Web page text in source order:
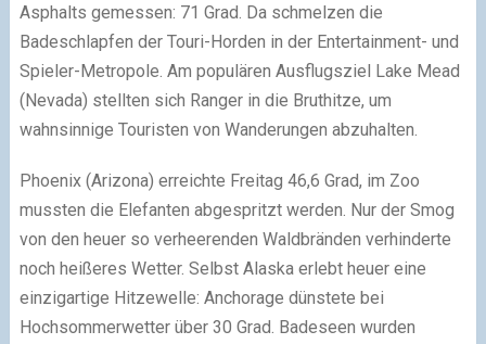
Asphalts gemessen: 71 Grad. Da schmelzen die
Badeschlapfen der Touri-Horden in der Entertainment- und
Spieler-Metropole. Am populären Ausflugsziel Lake Mead
(Nevada) stellten sich Ranger in die Bruthitze, um
wahnsinnige Touristen von Wanderungen abzuhalten.
Phoenix (Arizona) erreichte Freitag 46,6 Grad, im Zoo
mussten die Elefanten abgespritzt werden. Nur der Smog
von den heuer so verheerenden Waldbränden verhinderte
noch heißeres Wetter. Selbst Alaska erlebt heuer eine
einzigartige Hitzewelle: Anchorage dünstete bei
Hochsommerwetter über 30 Grad. Badeseen wurden